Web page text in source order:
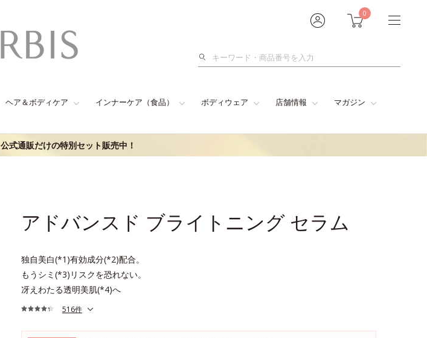
0
検
ヘア＆ボディケア インナーケア（食品） ボディウェア 店舗情報 マガジン
公式通販だけの特別セット販売中！
アドバンスド ブライトニング セラム
独自美白(*1)有効成分(*2)配合。
もうシミ(*3)リスクを恐れない。
冴えわたる透明美肌(*4)へ
516件